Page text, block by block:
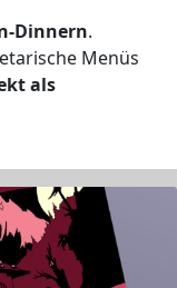
Dinnern.
Menüs
als